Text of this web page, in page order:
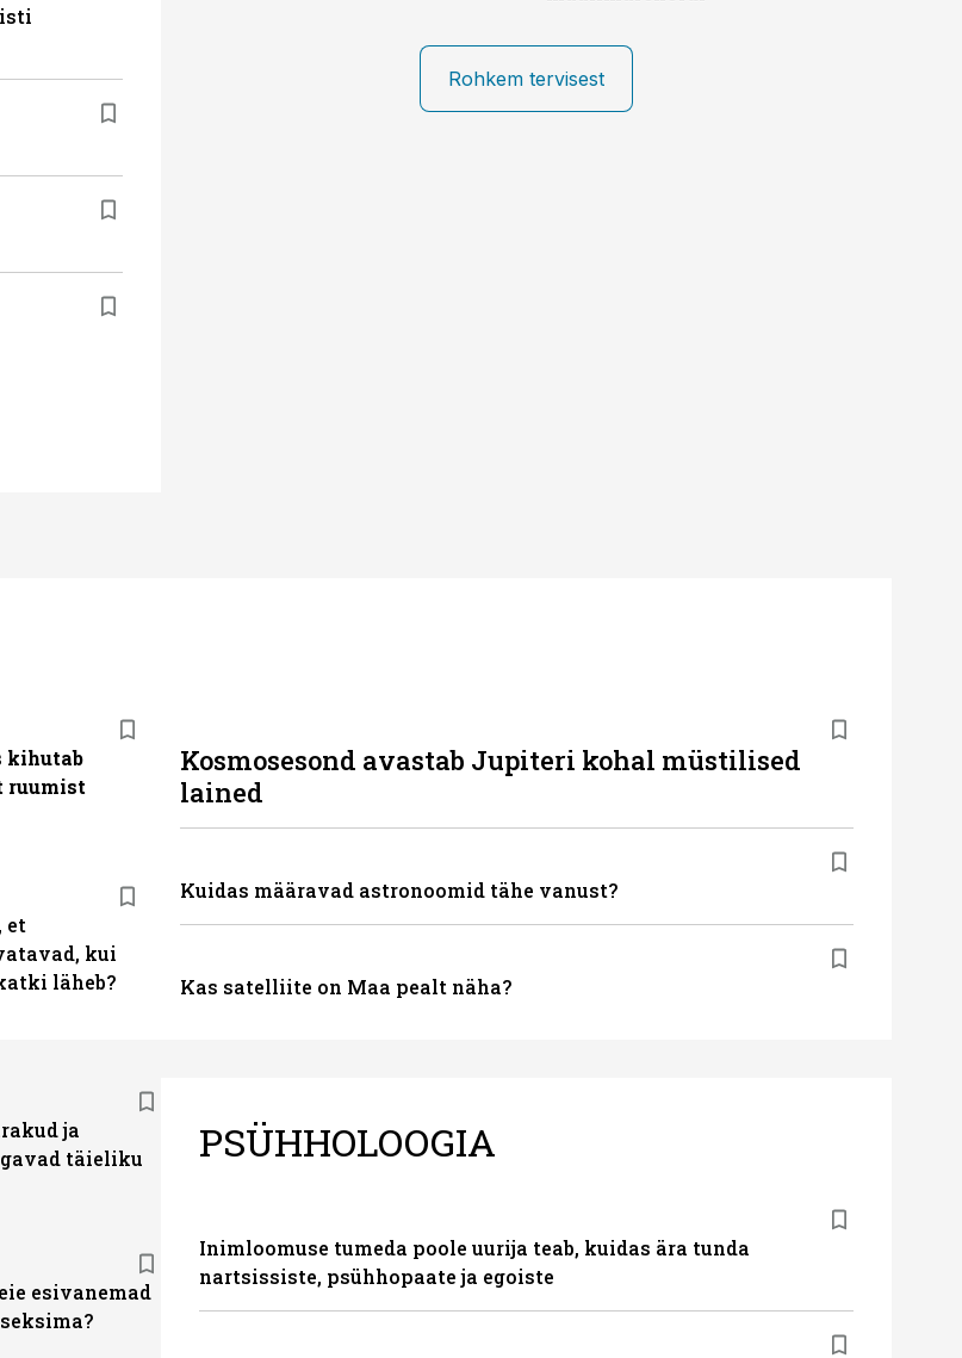
Rohkem tervisest
kihutab
ruumist
Kosmosesond avastab Jupiteri kohal müstilised
lained
Kuidas määravad astronoomid tähe vanust?
Kas satelliite on Maa pealt näha?
et
kui
läheb?
ja
täieliku
esivanemad
PSÜHHOLOOGIA
Inimloomuse tumeda poole uurija teab, kuidas ära tunda
nartsissiste, psühhopaate ja egoiste